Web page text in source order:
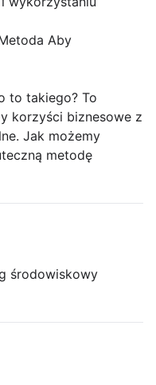
Aby
to takiego? To
korzyści biznesowe z
Jak możemy
metodę
środowiskowy